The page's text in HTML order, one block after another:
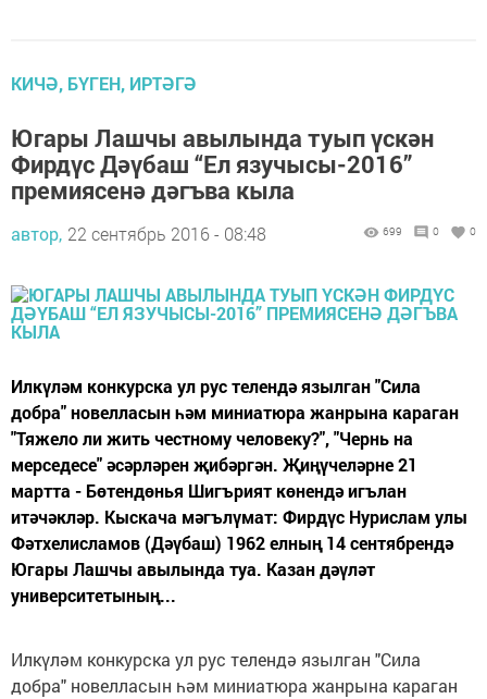
КИЧӘ, БҮГЕН, ИРТӘГӘ
Югары Лашчы авылында туып үскән
Фирдүс Дәүбаш “Ел язучысы-2016”
премиясенә дәгъва кыла
автор, 22 сентябрь 2016 - 08:48 699 0 0
Илкүләм конкурска ул рус телендә язылган "Сила
добра" новелласын һәм миниатюра жанрына караган
"Тяжело ли жить честному человеку?", "Чернь на
мерседесе" әсәрләрен җибәргән. Җиңүчеләрне 21
мартта - Бөтендөнья Шигърият көнендә игълан
итәчәкләр. Кыскача мәгълүмат: Фирдүс Нурислам улы
Фәтхелисламов (Дәүбаш) 1962 елның 14 сентябрендә
Югары Лашчы авылында туа. Казан дәүләт
университетының...
Илкүләм конкурска ул рус телендә язылган "Сила
добра" новелласын һәм миниатюра жанрына караган